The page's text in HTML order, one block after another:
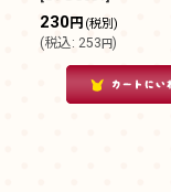
230円 (税別)
(税込: 253円)